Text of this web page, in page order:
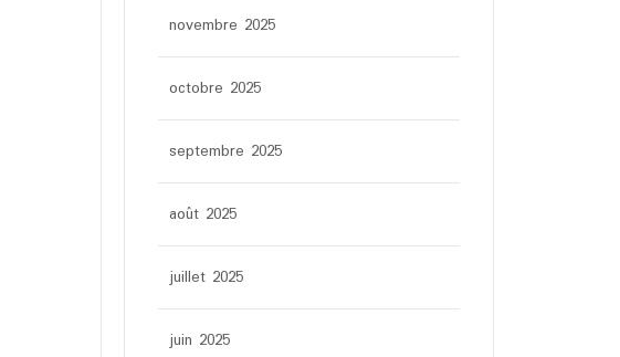
novembre 2025
octobre 2025
septembre 2025
août 2025
juillet 2025
juin 2025